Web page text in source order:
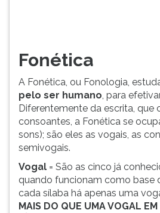
leitura
pressione
(primeira
tecla
esquerda
Fonética
A Fonética, ou Fonologia,
pelo ser humano, para
Diferentemente da escrita, que
consoantes, a Fonética se
sons); são eles as vogais, as
semivogais.
Vogal = São as cinco já
quando funcionam como base
cada sílaba há apenas uma
MAIS DO QUE UMA VOGAL